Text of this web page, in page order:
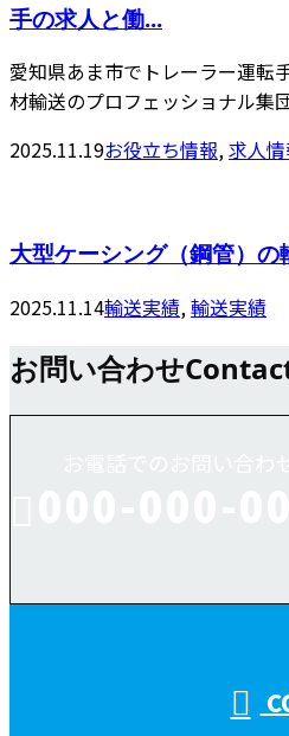
手の求人と働...
愛知県あま市でトレーラー運転
材輸送のプロフェッショナル集
2025.11.19お役立ち情報,求人
大型ケーシング（鋼管）の
2025.11.14輸送実績, 輸送実績
お問い合わせ